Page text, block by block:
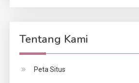
Tentang Kami
Peta Situs